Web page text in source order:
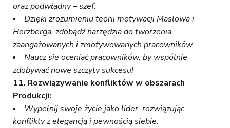
oraz podwładny – szef.
Dzięki zrozumieniu teorii motywacji Maslowa i
Herzberga, zdobądź narzędzia do tworzenia
zaangażowanych i zmotywowanych pracowników.
Naucz się oceniać pracowników, by wspólnie
zdobywać nowe szczyty sukcesu!
11. Rozwiązywanie konfliktów w obszarach
Produkcji:
Wypełnij swoje życie jako lider, rozwiązując
konflikty z elegancją i pewnością siebie.